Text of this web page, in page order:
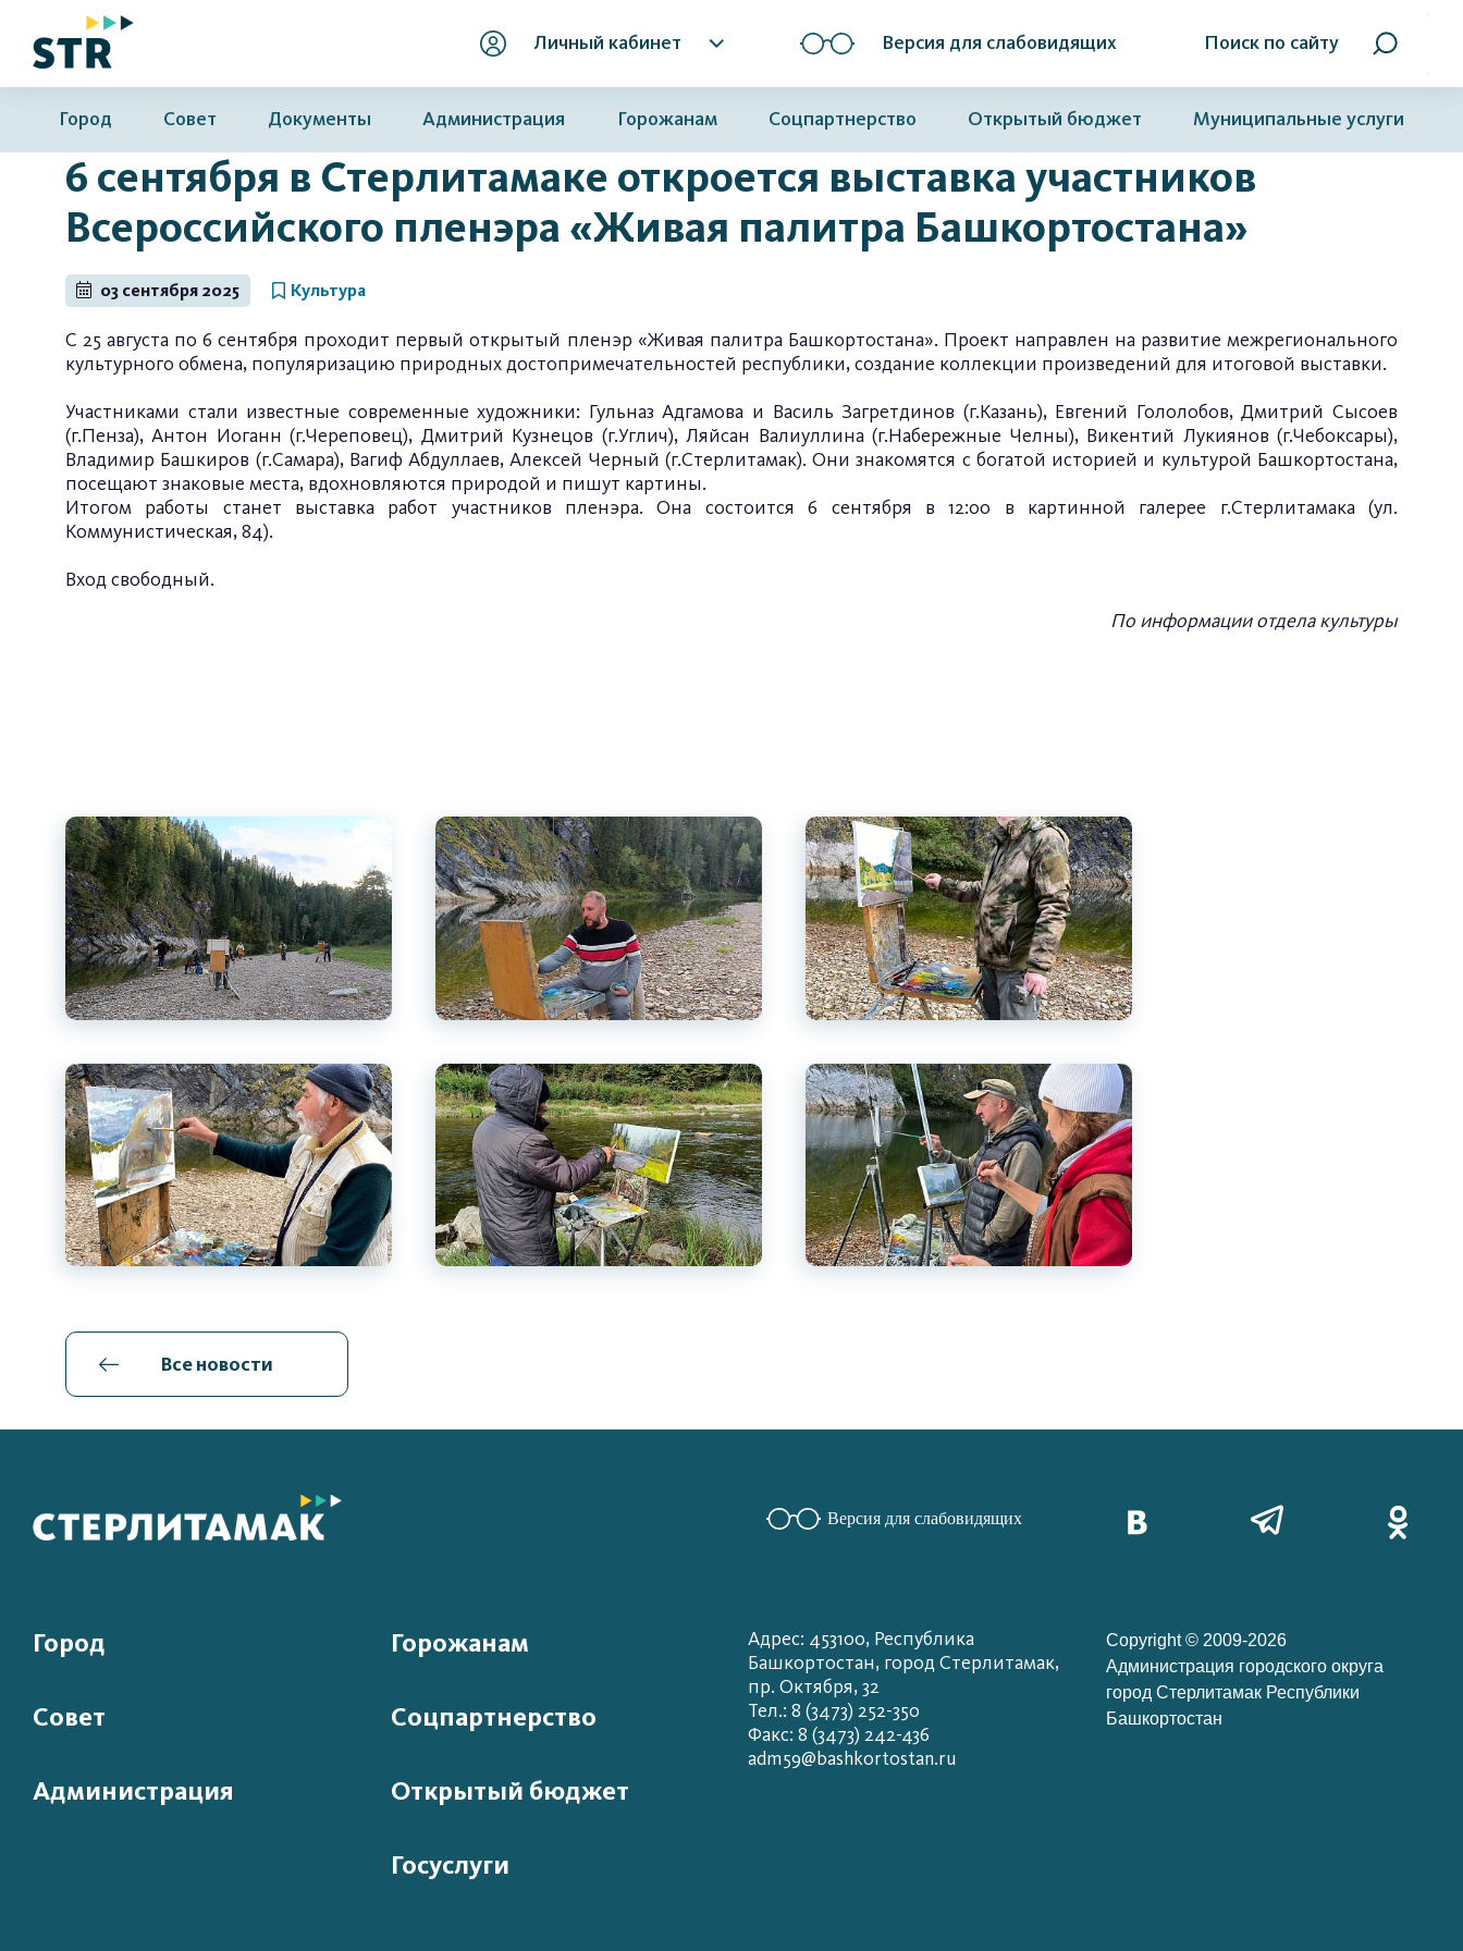
Личный кабинет Версия для слабовидящих Поиск по сайту
Город Совет Документы Администрация Горожанам Соцпартнерство Открытый бюджет Муниципальные услуги
6 сентября в Стерлитамаке откроется выставка участников
Всероссийского пленэра «Живая палитра Башкортостана»
03 сентября 2025 Культура
С 25 августа по 6 сентября проходит первый открытый пленэр «Живая палитра Башкортостана». Проект направлен на развитие межрегионального
культурного обмена, популяризацию природных достопримечательностей республики, создание коллекции произведений для итоговой выставки.
Участниками стали известные современные художники: Гульназ Адгамова и Василь Загретдинов (г.Казань), Евгений Гололобов, Дмитрий Сысоев
(г.Пенза), Антон Иоганн (г.Череповец), Дмитрий Кузнецов (г.Углич), Ляйсан Валиуллина (г.Набережные Челны), Викентий Лукиянов (г.Чебоксары),
Владимир Башкиров (г.Самара), Вагиф Абдуллаев, Алексей Черный (г.Стерлитамак). Они знакомятся с богатой историей и культурой Башкортостана,
посещают знаковые места, вдохновляются природой и пишут картины.
Итогом работы станет выставка работ участников пленэра. Она состоится 6 сентября в 12:00 в картинной галерее г.Стерлитамака (ул.
Коммунистическая, 84).
Вход свободный.
По информации отдела культуры
Все новости
Версия для слабовидящих
Город
Совет
Администрация
Горожанам
Соцпартнерство
Открытый бюджет
Госуслуги
Адрес: 453100, Республика
Башкортостан, город Стерлитамак,
пр. Октября, 32
Тел.: 8 (3473) 252-350
Факс: 8 (3473) 242-436
adm59@bashkortostan.ru
Copyright © 2009-2026
Администрация городского округа
город Стерлитамак Республики
Башкортостан